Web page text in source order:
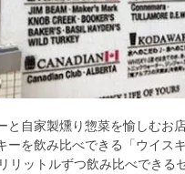
と自家製燻り惣菜を愉しむお
ーを飲み比べできる「ウイスキ
リットルずつ飲み比べできる